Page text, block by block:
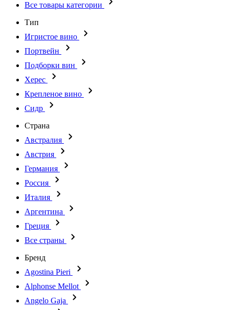
Все товары категории
Тип
Игристое вино
Портвейн
Подборки вин
Херес
Крепленое вино
Сидр
Страна
Австралия
Австрия
Германия
Россия
Италия
Аргентина
Греция
Все страны
Бренд
Agostina Pieri
Alphonse Mellot
Angelo Gaja